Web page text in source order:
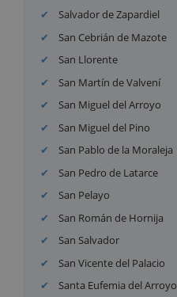
Salvador de Zapardiel
San Cebrián de Mazote
San Llorente
San Martín de Valvení
San Miguel del Arroyo
San Miguel del Pino
San Pablo de la Moraleja
San Pedro de Latarce
San Pelayo
San Román de Hornija
San Salvador
San Vicente del Palacio
Santa Eufemia del Arroyo